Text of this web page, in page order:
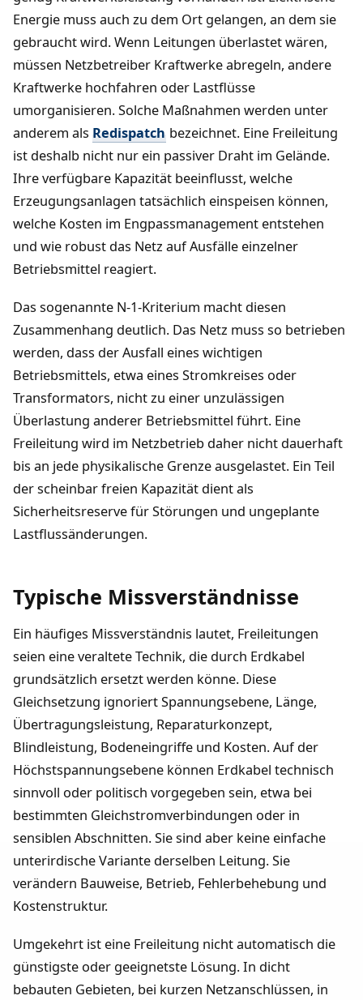
Energie muss auch zu dem Ort gelangen, an dem sie
gebraucht wird. Wenn Leitungen überlastet wären,
müssen Netzbetreiber Kraftwerke abregeln, andere
Kraftwerke hochfahren oder Lastflüsse
umorganisieren. Solche Maßnahmen werden unter
anderem als Redispatch bezeichnet. Eine Freileitung
ist deshalb nicht nur ein passiver Draht im Gelände.
Ihre verfügbare Kapazität beeinflusst, welche
Erzeugungsanlagen tatsächlich einspeisen können,
welche Kosten im Engpassmanagement entstehen
und wie robust das Netz auf Ausfälle einzelner
Betriebsmittel reagiert.
Das sogenannte N-1-Kriterium macht diesen
Zusammenhang deutlich. Das Netz muss so betrieben
werden, dass der Ausfall eines wichtigen
Betriebsmittels, etwa eines Stromkreises oder
Transformators, nicht zu einer unzulässigen
Überlastung anderer Betriebsmittel führt. Eine
Freileitung wird im Netzbetrieb daher nicht dauerhaft
bis an jede physikalische Grenze ausgelastet. Ein Teil
der scheinbar freien Kapazität dient als
Sicherheitsreserve für Störungen und ungeplante
Lastflussänderungen.
Typische Missverständnisse
Ein häufiges Missverständnis lautet, Freileitungen
seien eine veraltete Technik, die durch Erdkabel
grundsätzlich ersetzt werden könne. Diese
Gleichsetzung ignoriert Spannungsebene, Länge,
Übertragungsleistung, Reparaturkonzept,
Blindleistung, Bodeneingriffe und Kosten. Auf der
Höchstspannungsebene können Erdkabel technisch
sinnvoll oder politisch vorgegeben sein, etwa bei
bestimmten Gleichstromverbindungen oder in
sensiblen Abschnitten. Sie sind aber keine einfache
unterirdische Variante derselben Leitung. Sie
verändern Bauweise, Betrieb, Fehlerbehebung und
Kostenstruktur.
Umgekehrt ist eine Freileitung nicht automatisch die
günstigste oder geeignetste Lösung. In dicht
bebauten Gebieten, bei kurzen Netzanschlüssen, in